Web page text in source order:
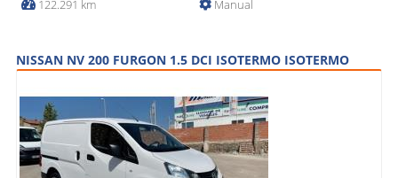
122.291 km
Manual
NISSAN NV 200 FURGON 1.5 DCI ISOTERMO ISOTERMO